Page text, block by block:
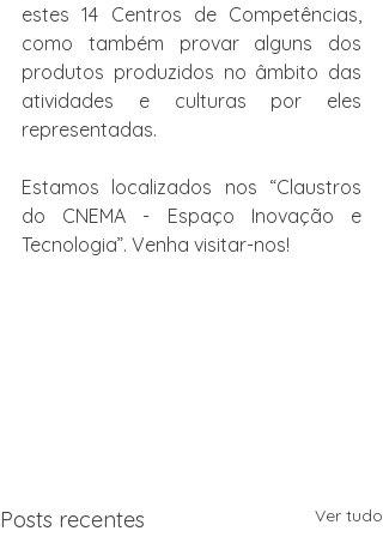
estes 14 Centros de Competências,
como também provar alguns dos
produtos produzidos no âmbito das
atividades e culturas por eles
representadas.
Estamos localizados nos “Claustros
do CNEMA - Espaço Inovação e
Tecnologia”. Venha visitar-nos!
Posts recentes Ver tudo